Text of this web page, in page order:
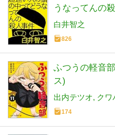
うなってんの
白井智之
826
ふつうの軽音
ス)
出内テツオ クワ
174